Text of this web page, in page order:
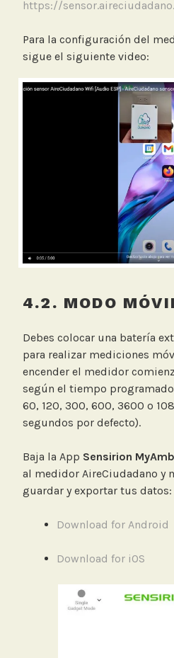
https://
Para la configuración del
sigue el siguiente video:
4.2. MODO
Debes colocar una batería
para realizar mediciones
encender el medidor
según el tiempo
60, 120, 300, 600, 3600 o
segundos por defecto).
Baja la App Sensirion
al medidor AireCiudadano y
guardar y exportar tus datos:
Download for Android
Download for iOS